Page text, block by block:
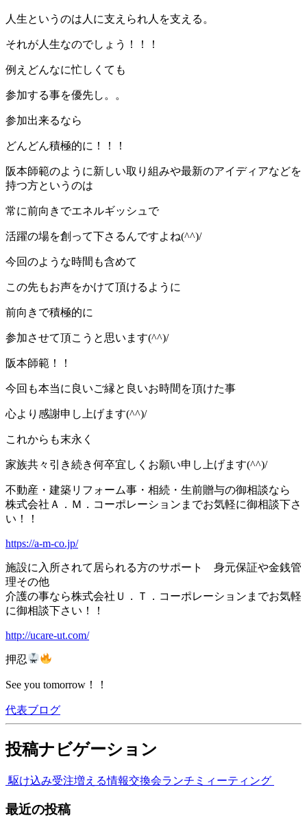
人生というのは人に支えられ人を支える。
それが人生なのでしょう！！！
例えどんなに忙しくても
参加する事を優先し。。
参加出来るなら
どんどん積極的に！！！
阪本師範のように新しい取り組みや最新のアイディアなどを
持つ方というのは
常に前向きでエネルギッシュで
活躍の場を創って下さるんですよね(^^)/
今回のような時間も含めて
この先もお声をかけて頂けるように
前向きで積極的に
参加させて頂こうと思います(^^)/
阪本師範！！
今回も本当に良いご縁と良いお時間を頂けた事
心より感謝申し上げます(^^)/
これからも末永く
家族共々引き続き何卒宜しくお願い申し上げます(^^)/
不動産・建築リフォーム事・相続・生前贈与の御相談なら
株式会社Ａ．Ｍ．コーポレーションまでお気軽に御相談下さ
い！！
https://a-m-co.jp/
施設に入所されて居られる方のサポート 身元保証や金銭管
理その他
介護の事なら株式会社Ｕ．Ｔ．コーポレーションまでお気軽
に御相談下さい！！
http://ucare-ut.com/
押忍
See you tomorrow！！
代表ブログ
投稿ナビゲーション
駆け込み受注増える情報交換会ランチミィーティング
最近の投稿